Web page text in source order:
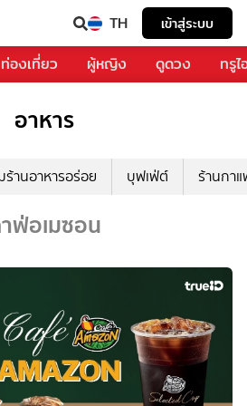
TH เข้าสู่ระบบ
ท่องเที่ยว ผู้หญิง ดูดวง ทรู
อาหาร
ร้านอาหารอร่อย บุฟเฟ่ต์ ร้านกา
ฟ่อเมซอน